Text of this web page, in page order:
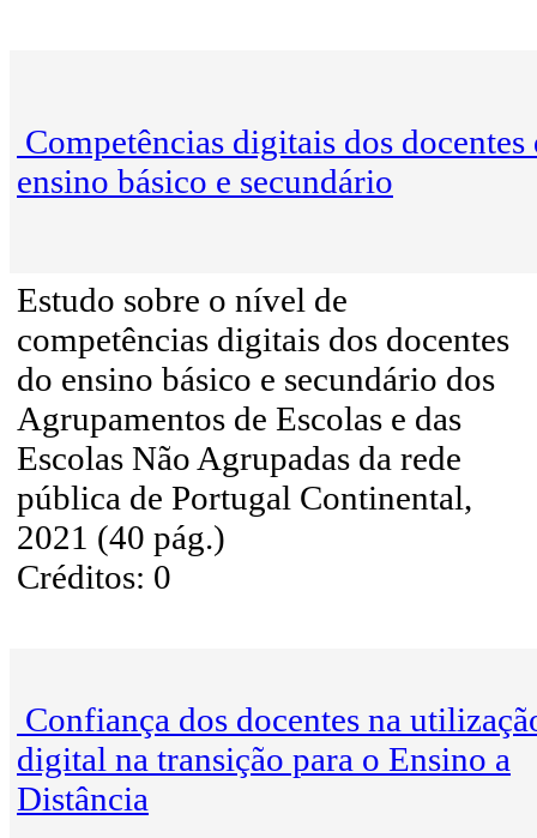
Competências digitais dos docentes
ensino básico e secundário
Estudo sobre o nível de
competências digitais dos docentes
do ensino básico e secundário dos
Agrupamentos de Escolas e das
Escolas Não Agrupadas da rede
pública de Portugal Continental,
2021 (40 pág.)
Créditos: 0
Confiança dos docentes na
digital na transição para o Ensino a
Distância